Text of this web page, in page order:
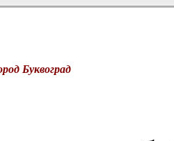
Буквоград